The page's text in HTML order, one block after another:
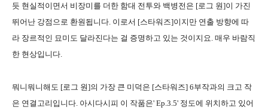
듯 현실적이면서 비장미를 더한 함대 전투와 백병전은 [로그 원]이 가진
뛰어난 강점으로 환원됩니다. 이로서 [스타워즈]이지만 연출 방향에 따
라 장르적인 묘미도 달라진다는 걸 증명하고 있는 것이지요. 매우 바람직
한 현상입니다.
뭐니뭐니해도 [로그 원]의 가장 큰 미덕은 [스타워즈] 6부작과의 크고 작
은 연결고리입니다. 아시다시피 이 작품은' Ep.3.5' 정도에 위치하고 있어